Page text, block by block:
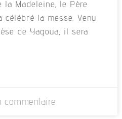
la Madeleine, le Père
célébré la messe. Venu
de Yagoua, il sera
commentaire